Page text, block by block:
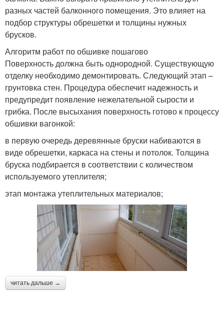
разных частей балконного помещения. Это влияет на
подбор структуры обрешетки и толщины нужных
брусков.
Алгоритм работ по обшивке пошагово
Поверхность должна быть однородной. Существующую
отделку необходимо демонтировать. Следующий этап –
грунтовка стен. Процедура обеспечит надежность и
предупредит появление нежелательной сырости и
грибка. После высыхания поверхность готово к процессу
обшивки вагонкой:
в первую очередь деревянные бруски набиваются в
виде обрешетки, каркаса на стены и потолок. Толщина
бруска подбирается в соответствии с количеством
используемого утеплителя;
этап монтажа утеплительных материалов;
читать дальше →